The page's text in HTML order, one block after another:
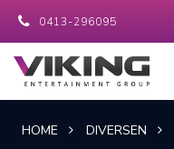
0413-296095
HOME DIVERSEN